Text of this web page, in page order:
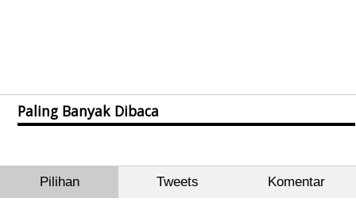
Paling Banyak Dibaca
Pilihan Tweets Komentar